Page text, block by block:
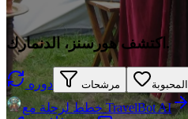
اكتشف هورسنز، الدنمارك.
دوره مرشحات
خطط لرحلة مع TravelBot AI